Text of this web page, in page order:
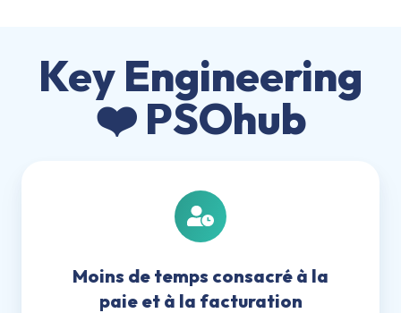
Key Engineering
❤️ PSOhub
Moins de temps consacré à la
paie et à la facturation
de
temps
consacré
la
paie